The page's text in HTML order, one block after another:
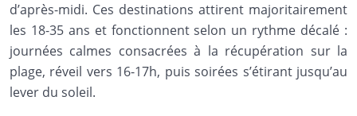
d’après-midi. Ces destinations attirent majoritairement
les 18-35 ans et fonctionnent selon un rythme décalé :
journées calmes consacrées à la récupération sur la
plage, réveil vers 16-17h, puis soirées s’étirant jusqu’au
lever du soleil.